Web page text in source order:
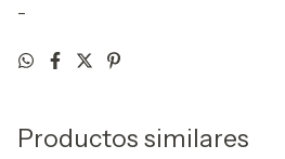
-
Productos similares